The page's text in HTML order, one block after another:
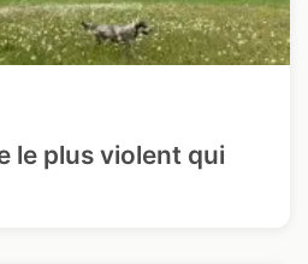
le plus violent qui